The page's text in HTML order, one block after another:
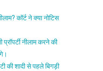
कॉर्ट ने क्या नोटिस
नीलाम करने की
की शादी से पहले बिगड़ी